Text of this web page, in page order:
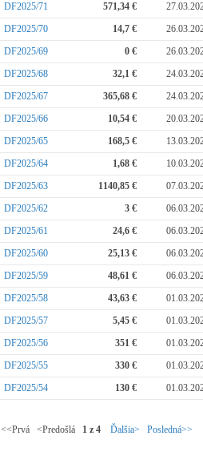
DF2025/71
571,34 €
DF2025/70
14,7 €
DF2025/69
0 €
DF2025/68
32,1 €
DF2025/67
365,68 €
DF2025/66
10,54 €
DF2025/65
168,5 €
DF2025/64
1,68 €
DF2025/63
1140,85 €
DF2025/62
3 €
DF2025/61
24,6 €
DF2025/60
25,13 €
DF2025/59
48,61 €
DF2025/58
43,63 €
DF2025/57
5,45 €
DF2025/56
351 €
DF2025/55
330 €
DF2025/54
130 €
<<Prvá <Predošlá 1 z 4 Ďalšia> Posledná>>